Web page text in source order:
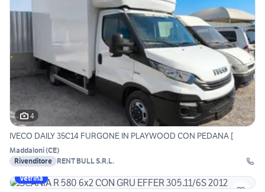
4
IVECO DAILY 35C14 FURGONE IN PLAYWOOD CON PEDANA [
Maddaloni(CE)
Rivenditore RENT BULL S.R.L.
Vetrina